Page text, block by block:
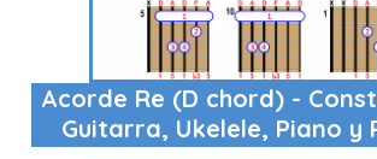
Acorde Re (D chord) -
Guitarra, Ukelele, Piano y